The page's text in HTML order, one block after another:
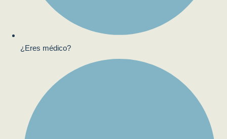
¿Eres médico?